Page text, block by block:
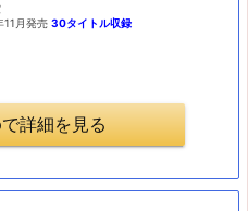
11月発売 30タイトル収録
詳細を見る